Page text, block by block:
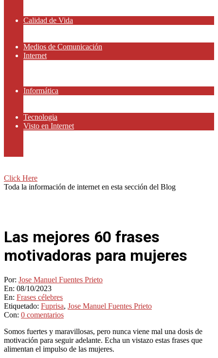
Calidad de Vida
Medios de Comunicación
Internet
Informática
Tecnologia
Visto en Internet
Click Here
Toda la información de internet en esta sección del Blog
Las mejores 60 frases
motivadoras para mujeres
Por: Jose Manuel Fuentes Prieto
En: 08/10/2023
En: Frases célebres
Etiquetado: Fuprisa, Jose Manuel Fuentes Prieto
Con: 0 comentarios
Somos fuertes y maravillosas, pero nunca viene mal una dosis de
motivación para seguir adelante. Echa un vistazo estas frases que
alimentan el impulso de las mujeres.